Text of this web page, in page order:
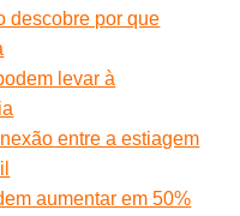
descobre por que
levar à
entre a estiagem
aumentar em 50%